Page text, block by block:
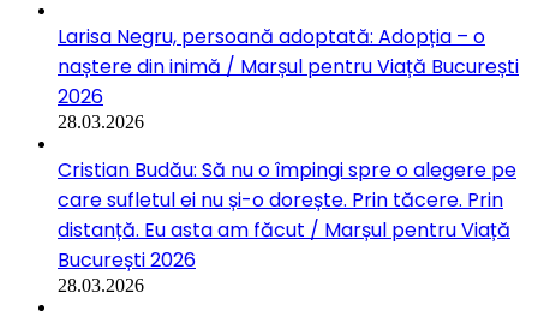
Larisa Negru, persoană adoptată: Adopția – o
naștere din inimă / Marșul pentru Viață București
2026
28.03.2026
Cristian Budău: Să nu o împingi spre o alegere pe
care sufletul ei nu și-o dorește. Prin tăcere. Prin
distanță. Eu asta am făcut / Marșul pentru Viață
București 2026
28.03.2026